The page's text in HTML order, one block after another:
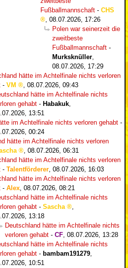
Fußballmannschaft - CHS
, 08.07.2026, 17:26
Polen war seinerzeit die
zweitbeste
Fußballmannschaft -
Murksknüller,
08.07.2026, 17:29
hätte im Achtelfinale nichts verloren
- VM , 08.07.2026, 09:43
hätte im Achtelfinale nichts
gehabt - Habakuk,
13:51
im Achtelfinale nichts verloren gehabt -
00:24
hätte im Achtelfinale nichts verloren
, 08.07.2026, 06:31
hätte im Achtelfinale nichts verloren
- Talentförderer, 08.07.2026, 16:03
hätte im Achtelfinale nichts verloren
- Alex, 08.07.2026, 08:21
hätte im Achtelfinale nichts
gehabt - Sascha
,
13:18
Deutschland hätte im Achtelfinale nichts
verloren gehabt - CF, 08.07.2026, 13:28
hätte im Achtelfinale nichts
gehabt - bambam191279,
10:51